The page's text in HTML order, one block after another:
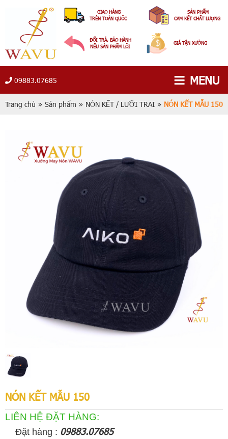
GIAO HÀNG
TRÊN TOÀN QUỐC
SẢN PHẨM
CAM KẾT CHẤT LƯỢNG
ĐỔI TRẢ, BẢO HÀNH
NẾU SẢN PHẨM LỖI
GIÁ TẬN XƯỞNG
09883.07685 MENU
Trang chủ » Sản phẩm » NÓN KẾT / LƯỠI TRAI » NÓN KẾT MẪU 150
NÓN KẾT MẪU 150
LIÊN HỆ ĐẶT HÀNG:
Đặt hàng : 09883.07685